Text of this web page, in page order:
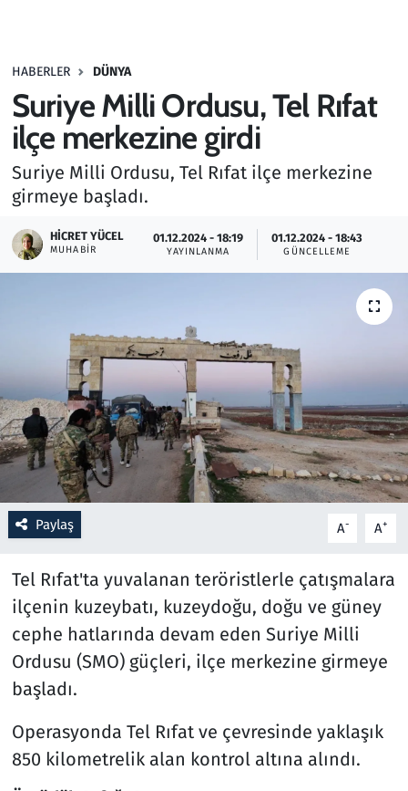
HABERLER DÜNYA
Suriye Milli Ordusu, Tel Rıfat
ilçe merkezine girdi
Suriye Milli Ordusu, Tel Rıfat ilçe merkezine
girmeye başladı.
HICRET YÜCEL
MUHABIR
01.12.2024 - 18:19
YAYINLANMA
01.12.2024 - 18:43
GÜNCELLEME
Paylaş A- A+
Tel Rıfat'ta yuvalanan teröristlerle çatışmalara
ilçenin kuzeybatı, kuzeydoğu, doğu ve güney
cephe hatlarında devam eden Suriye Milli
Ordusu (SMO) güçleri, ilçe merkezine girmeye
başladı.
Operasyonda Tel Rıfat ve çevresinde yaklaşık
850 kilometrelik alan kontrol altına alındı.
Haber
Kültür Sanat
Kurumsal Haberler
Oyun
Ramazan
Resmi İlanlar
Rüya Tabirleri
Sağlık
Savunma Sanayi
Seçim 2023
Spor
Teknoloji ve Bilim